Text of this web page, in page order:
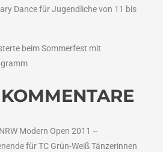
Dance für Jugendliche von 11 bis
beim Sommerfest mit
NRW Modern Open 2011 –
für TC Grün-Weiß Tänzerinnen